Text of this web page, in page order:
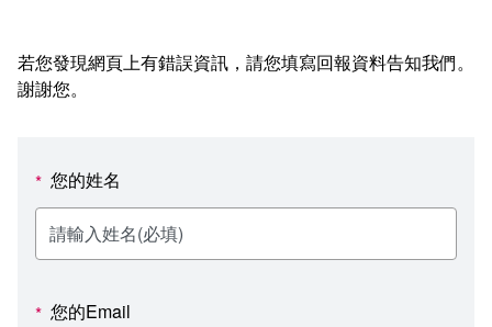
活動研習
歷史訊息
新聞媒體專區
校園行事曆
空大有利的學習條件
環境設備
資訊圖像化專區
活動花絮
影音資訊
校長室
教務處課務組
學習指導中心
輔導處
通識教育中心
法律學系
大眾傳播學系
外國語文學系
其他好站
資訊相關法規
校務資訊
新生報名
在學資訊
校務系統
課程大綱
校內系統
資訊服務線上報修系統
問卷調查
若您發現網頁上有錯誤資訊，請您填寫回報資料告知我們。
謝謝您。
* 您的姓名
* 您的Email